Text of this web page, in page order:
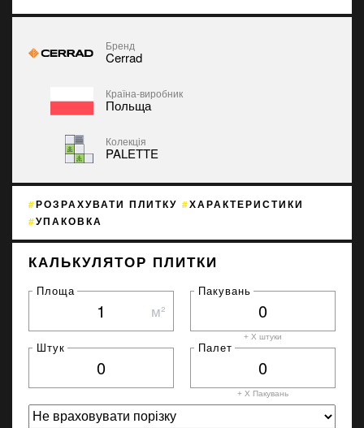
Бренд
Cerrad
Країна-виробник
Польща
Колекція
PALETTE
РОЗРАХУВАТИ ПЛИТКУ
ХАРАКТЕРИСТИКИ
УПАКОВКА
КАЛЬКУЛЯТОР ПЛИТКИ
Площа
м²
Пакувань
+ X штуки
Штук Палет
+ X Пакувань